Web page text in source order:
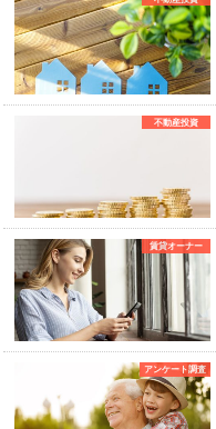
不動産投資
賃貸オーナー
アンケート調査